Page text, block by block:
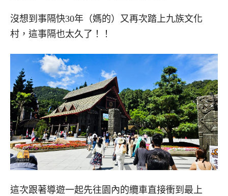
沒想到事隔快30年（媽的）又再次踏上九族文化
村，這事隔也太久了！！
這次跟著導遊一起先往園內的纜車直接衝到最上